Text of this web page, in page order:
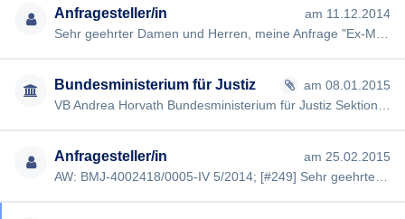
Anfragesteller/in
am 11.12.2014
Bundesministerium für Justiz
am 08.01.2015
Anfragesteller/in
am 25.02.2015